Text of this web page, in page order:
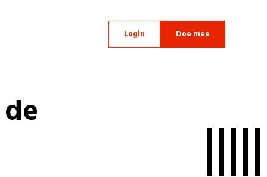
Login Doe mee